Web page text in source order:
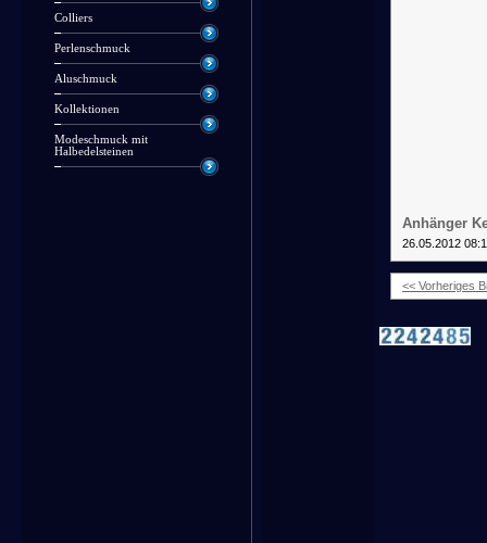
Colliers
Perlenschmuck
Aluschmuck
Kollektionen
Modeschmuck mit
Halbedelsteinen
Anhänger
26.05.2012
<< Vorheriges